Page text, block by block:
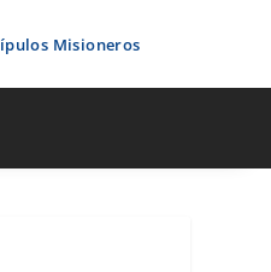
Misioneros